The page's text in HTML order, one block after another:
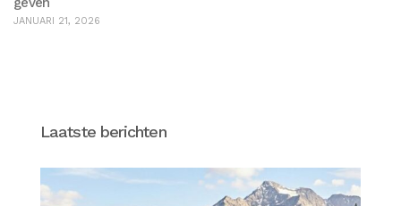
JANUARI 21, 2026
Laatste berichten